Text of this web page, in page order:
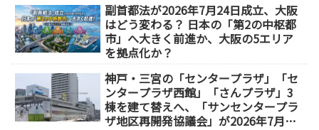
副首都法が2026年7月24日成立、大阪
はどう変わる？ 日本の「第2の中枢都
市」へ大きく前進か、大阪の5エリア
を拠点化か？
神戸・三宮の「センタープラザ」「セ
ンタープラザ西館」「さんプラザ」3
棟を建て替えへ、「サンセンタープラ
ザ地区再開発協議会」が2026年7月発